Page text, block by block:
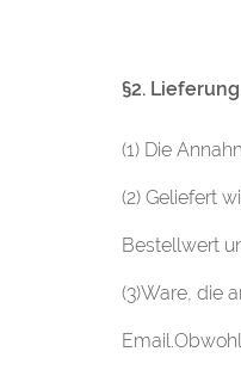
§2.
(1) Die
(2) Geliefert
Bestellwert
(3)Ware, die